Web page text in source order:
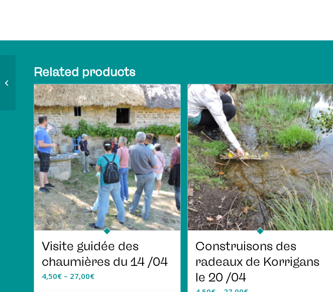
Related products
Visite guidée des
chaumières du 14 /04
4,50€ – 27,00€
Construisons des
radeaux de Korrigans
le 20 /04
Fest-Deiz